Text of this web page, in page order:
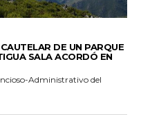
DE UN PARQUE
SALA ACORDÓ EN
Administrativo del